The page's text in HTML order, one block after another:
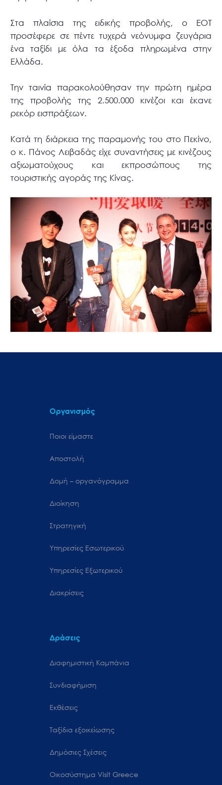
Στα πλαίσια της ειδικής προβολής, ο ΕΟΤ
προσέφερε σε πέντε τυχερά νεόνυμφα ζευγάρια
ένα ταξίδι με όλα τα έξοδα πληρωμένα στην
Ελλάδα.
Την ταινία παρακολούθησαν την πρώτη ημέρα
της προβολής της 2.500.000 κινέζοι και έκανε
ρεκόρ εισπράξεων.
Κατά τη διάρκεια της παραμονής του στο Πεκίνο,
ο κ. Πάνος Λειβαδάς είχε συναντήσεις με κινέζους
αξιωματούχους και εκπροσώπους της
τουριστικής αγοράς της Κίνας.
Οργανισμός
Ποιοι είμαστε
Αποστολή
Δομή – οργανόγραμμα
Διοίκηση
Στρατηγική
Υπηρεσίες Εσωτερικού
Υπηρεσίες Εξωτερικού
Διακρίσεις
Δράσεις
Διαφημιστική Καμπάνια
Συνδιαφήμιση
Εκθέσεις
Ταξίδια εξοικείωσης
Δημόσιες Σχέσεις
Oικοσύστημα Visit Greece